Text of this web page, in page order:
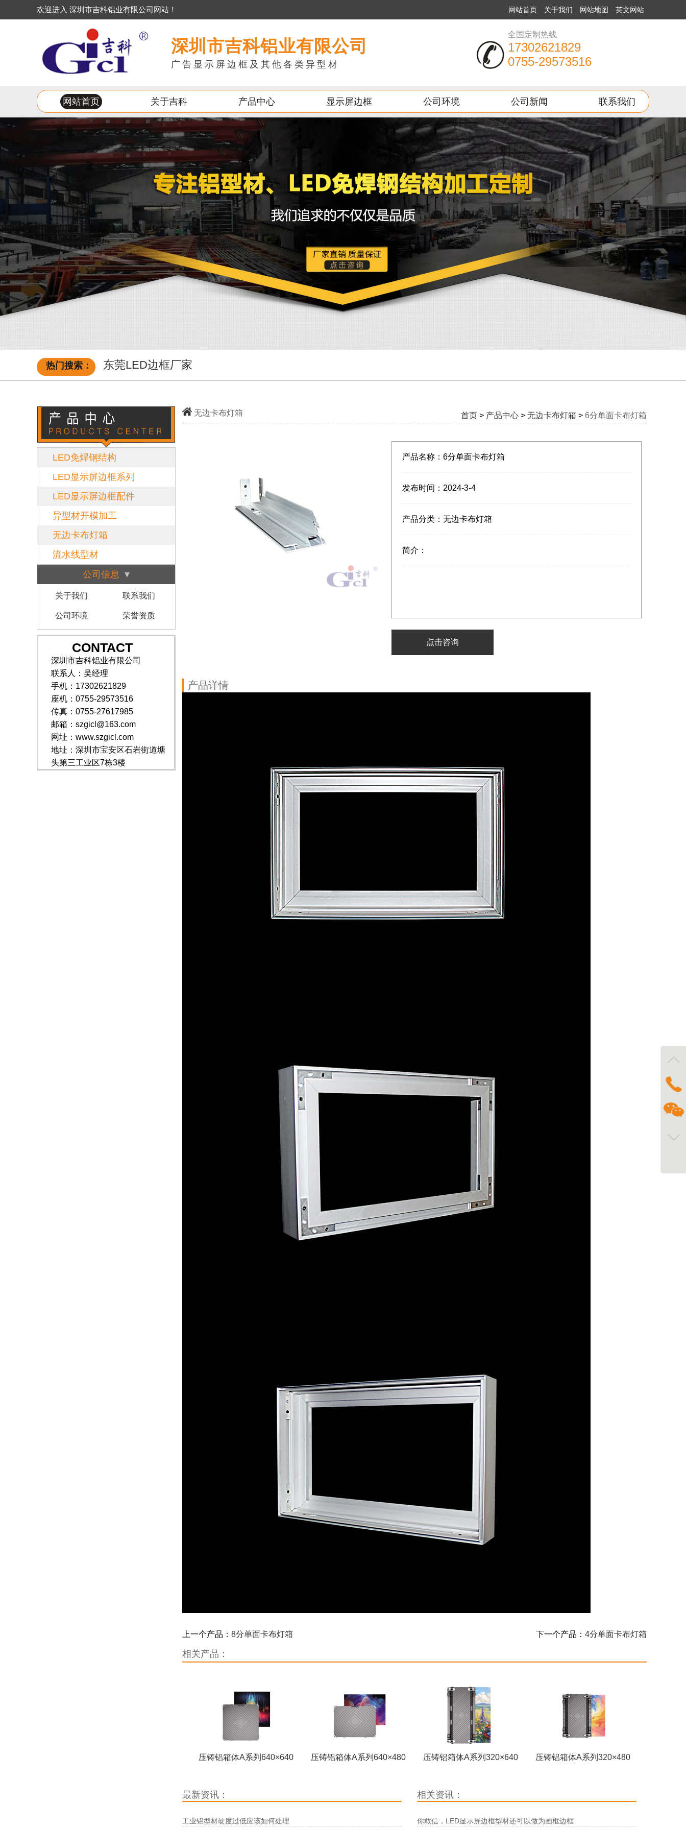
欢迎进入 深圳市吉科铝业有限公司网站！ 网站首页 关于我们 网站地图 英文网站
深圳市吉科铝业有限公司
广告显示屏边框及其他各类异型材
全国定制热线
17302621829
0755-29573516
网站首页 关于吉科 产品中心 显示屏边框 公司环境 公司新闻 联系我们
热门搜索： 东莞LED边框厂家
LED免焊钢结构
LED显示屏边框系列
LED显示屏边框配件
异型材开模加工
无边卡布灯箱
流水线型材
公司信息
关于我们 联系我们
公司环境 荣誉资质
CONTACT
深圳市吉科铝业有限公司
联系人：吴经理
手机：17302621829
座机：0755-29573516
传真：0755-27617985
邮箱：szgicl@163.com
网址：www.szgicl.com
地址：深圳市宝安区石岩街道塘
头第三工业区7栋3楼
无边卡布灯箱 首页 > 产品中心 > 无边卡布灯箱 > 6分单面卡布灯箱
产品名称： 6分单面卡布灯箱
发布时间： 2024-3-4
产品分类： 无边卡布灯箱
简介：
点击咨询
产品详情
上一个产品： 8分单面卡布灯箱 下一个产品： 4分单面卡布灯箱
相关产品：
压铸铝箱体A系列640×640 压铸铝箱体A系列640×480 压铸铝箱体A系列320×640 压铸铝箱体A系列320×480
最新资讯：
工业铝型材硬度过低应该如何处理
相关资讯：
你敢信，LED显示屏边框型材还可以做为画框边框
咨